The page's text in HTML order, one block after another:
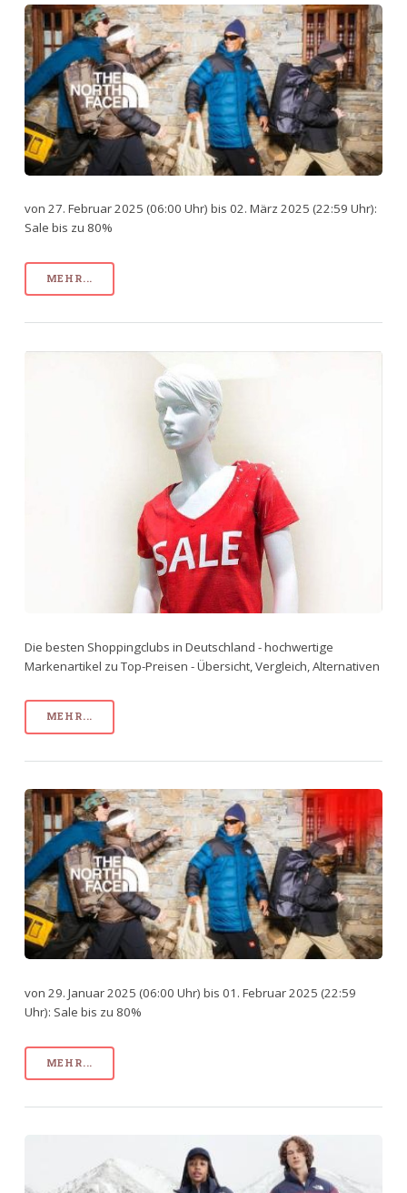
von 27. Februar 2025 (06:00 Uhr) bis 02. März 2025 (22:59 Uhr):
Sale bis zu 80%
MEHR...
Die besten Shoppingclubs in Deutschland - hochwertige
Markenartikel zu Top-Preisen - Übersicht, Vergleich, Alternativen
MEHR...
von 29. Januar 2025 (06:00 Uhr) bis 01. Februar 2025 (22:59
Uhr): Sale bis zu 80%
MEHR...